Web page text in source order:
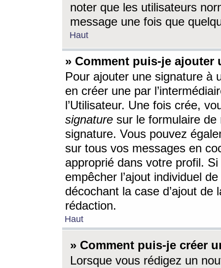
noter que les utilisateurs
message une fois que
Haut
» Comment puis-je ajouter
Pour ajouter une signature à
en créer une par
l’Utilisateur. Une fois crée,
signature sur le formulaire de
signature. Vous pouvez
sur tous vos messages en
approprié dans votre profil.
empêcher l’ajout individuel
décochant la case d’ajout
rédaction.
Haut
» Comment puis-je créer
Lorsque vous rédigez un